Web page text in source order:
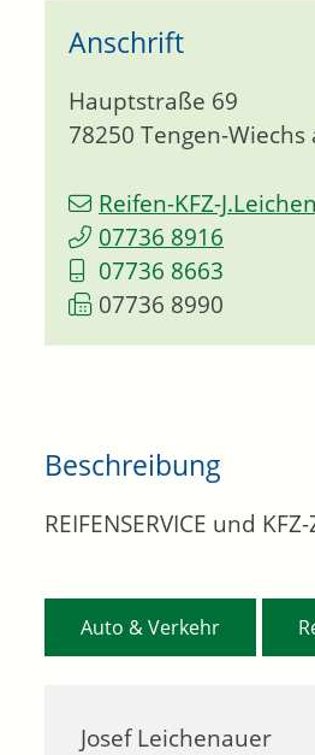
Anschrift
Hauptstraße 69
78250 Tengen-Wiechs
Reifen-KFZ-
07736 8916
07736 8663
07736 8990
Josef Leichenauer
Beschreibung
REIFENSERVICE und
Auto & Verkehr